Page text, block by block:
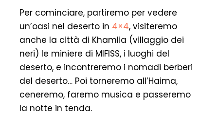
Per cominciare, partiremo per vedere
un’oasi nel deserto in 4×4, visiteremo
anche la città di Khamlia (villaggio dei
neri) le miniere di MIFISS, i luoghi del
deserto, e incontreremo i nomadi berberi
del deserto… Poi torneremo all’Haima,
ceneremo, faremo musica e passeremo
la notte in tenda.